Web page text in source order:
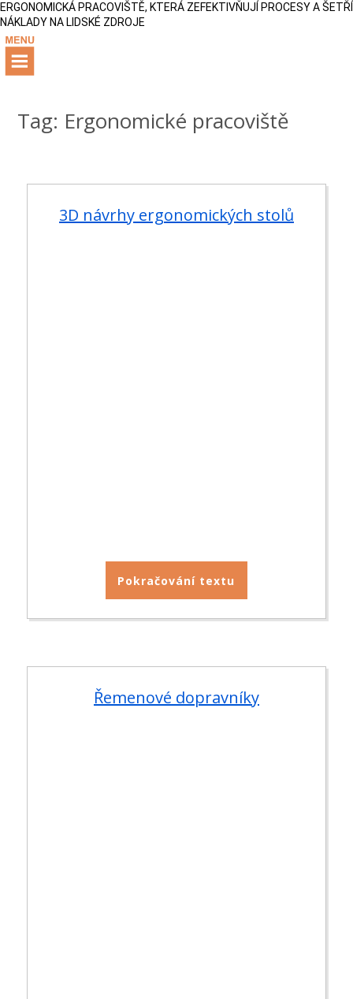
ERGONOMICKÁ PRACOVIŠTĚ, KTERÁ ZEFEKTIVŇUJÍ PROCESY A ŠETŘÍ
NÁKLADY NA LIDSKÉ ZDROJE
Tag: Ergonomické pracoviště
3D návrhy ergonomických stolů
Pokračování textu
Řemenové dopravníky